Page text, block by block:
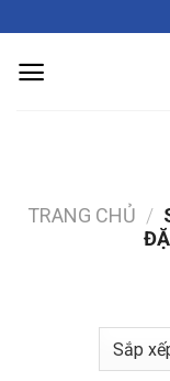
content
TRANG CHỦ /